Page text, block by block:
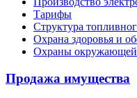
Тарифы
Структура
Охрана здоровья и
Охраны окружающей
Продажа имущества